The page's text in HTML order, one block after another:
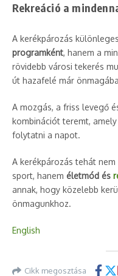
Rekreáció a
A kerékpározás
programként, hanem a
rövidebb városi tekerés
út hazafelé már
A mozgás, a friss levegő
kombinációt teremt,
folytatni a napot.
A kerékpározás tehát
sport, hanem életmód és
annak, hogy közelebb
önmagunkhoz.
English
Cikk megosztása